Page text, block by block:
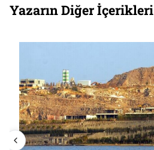
Yazarın Diğer İçerikleri